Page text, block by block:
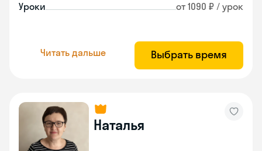
Уроки от 1090 ₽ / урок
Читать дальше Выбрать время
Наталья